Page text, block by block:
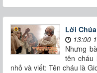
Lời Chúa
13:00
Nhưng
tên cháu
nhỏ và viết: Tên cháu là